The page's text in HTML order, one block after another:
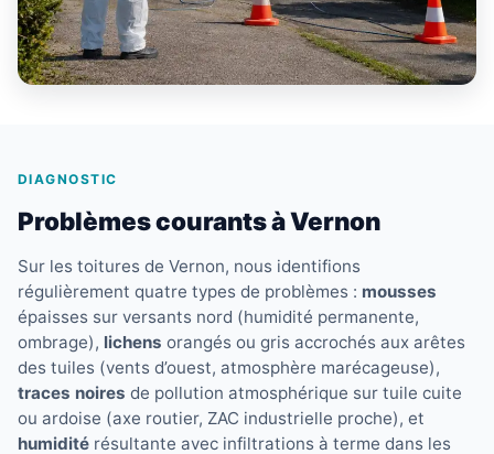
DIAGNOSTIC
Problèmes courants à Vernon
Sur les toitures de Vernon, nous identifions
régulièrement quatre types de problèmes : mousses
épaisses sur versants nord (humidité permanente,
ombrage), lichens orangés ou gris accrochés aux arêtes
des tuiles (vents d’ouest, atmosphère marécageuse),
traces noires de pollution atmosphérique sur tuile cuite
ou ardoise (axe routier, ZAC industrielle proche), et
humidité résultante avec infiltrations à terme dans les